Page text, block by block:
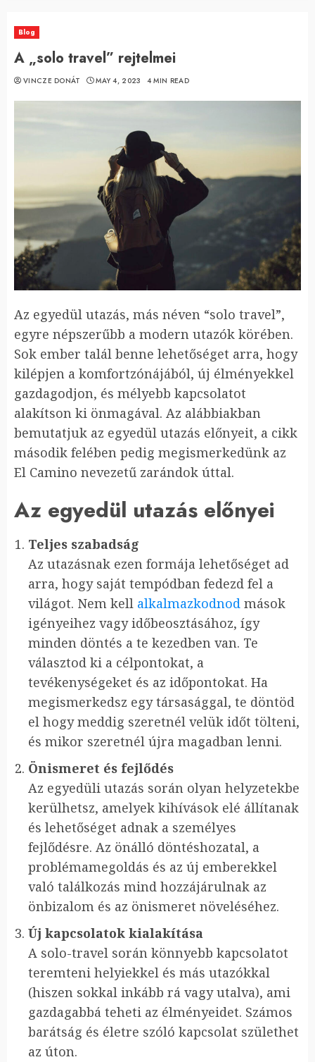
Blog
A „solo travel” rejtelmei
VINCZE DONÁT MAY 4, 2023 4 MIN READ
Az egyedül utazás, más néven “solo travel”,
egyre népszerűbb a modern utazók körében.
Sok ember talál benne lehetőséget arra, hogy
kilépjen a komfortzónájából, új élményekkel
gazdagodjon, és mélyebb kapcsolatot
alakítson ki önmagával. Az alábbiakban
bemutatjuk az egyedül utazás előnyeit, a cikk
második felében pedig megismerkedünk az
El Camino nevezetű zarándok úttal.
Az egyedül utazás előnyei
Teljes szabadság
Az utazásnak ezen formája lehetőséget ad
arra, hogy saját tempódban fedezd fel a
világot. Nem kell alkalmazkodnod mások
igényeihez vagy időbeosztásához, így
minden döntés a te kezedben van. Te
választod ki a célpontokat, a
tevékenységeket és az időpontokat. Ha
megismerkedsz egy társasággal, te döntöd
el hogy meddig szeretnél velük időt tölteni,
és mikor szeretnél újra magadban lenni.
Önismeret és fejlődés
Az egyedüli utazás során olyan helyzetekbe
kerülhetsz, amelyek kihívások elé állítanak
és lehetőséget adnak a személyes
fejlődésre. Az önálló döntéshozatal, a
problémamegoldás és az új emberekkel
való találkozás mind hozzájárulnak az
önbizalom és az önismeret növeléséhez.
Új kapcsolatok kialakítása
A solo-travel során könnyebb kapcsolatot
teremteni helyiekkel és más utazókkal
(hiszen sokkal inkább rá vagy utalva), ami
gazdagabbá teheti az élményeidet. Számos
barátság és életre szóló kapcsolat születhet
az úton.